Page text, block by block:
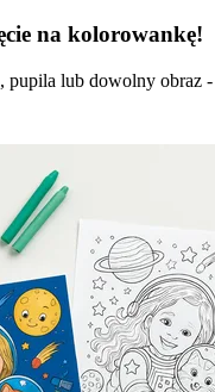
na kolorowankę!
pupila lub dowolny